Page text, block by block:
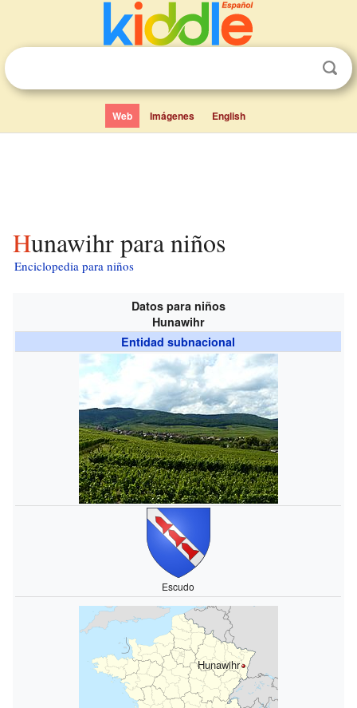
Web Imágenes English
Hunawihr para niños
Enciclopedia para niños
Datos para niños
Hunawihr
Entidad subnacional
Escudo
Hunawihr